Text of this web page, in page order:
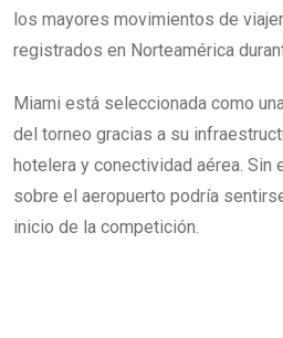
los mayores movimientos de
registrados en Norteamérica
Miami está seleccionada como
del torneo gracias a su
hotelera y conectividad aérea. Sin
sobre el aeropuerto podría
inicio de la competición.